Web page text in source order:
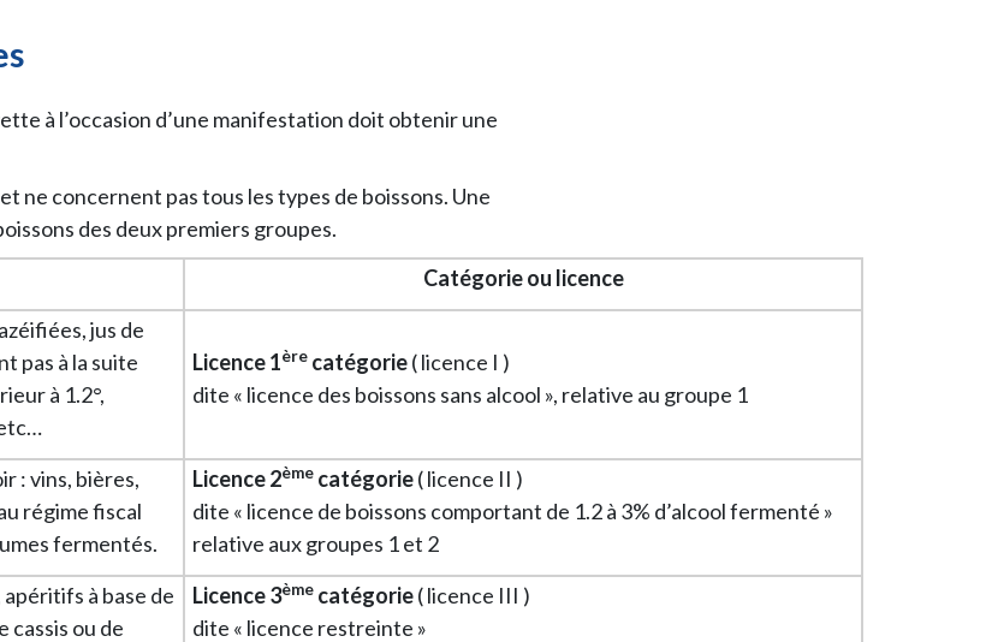
à l’occasion d’une manifestation doit obtenir une
ne concernent pas tous les types de boissons. Une
des deux premiers groupes.
Catégorie ou licence
jus de
pas à la suite
à 1.2°,
Licence 1ère catégorie( licence I )
dite « licence des boissons sans alcool », relative au groupe 1
: vins, bières,
régime fiscal
fermentés.
Licence 2ème catégorie( licence II )
dite « licence de boissons comportant de 1.2 à 3% d’alcool fermenté »
relative aux groupes 1 et 2
à base de
cassis ou de
Licence 3ème catégorie( licence III )
dite « licence restreinte »